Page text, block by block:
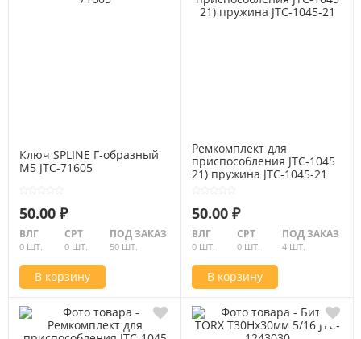
Ключ SPLINE Г-образный
M5 JTC-71605
50.00 ₽
ВЛГ
0 ШТ.
СРТ
0 ШТ.
ПОД ЗАКАЗ
50 ШТ.
В корзину
Ремкомплект для
приспособления JTC-1045
21) пружина JTC-1045-21
50.00 ₽
ВЛГ
0 ШТ.
СРТ
0 ШТ.
ПОД ЗАКАЗ
4 ШТ.
В корзину